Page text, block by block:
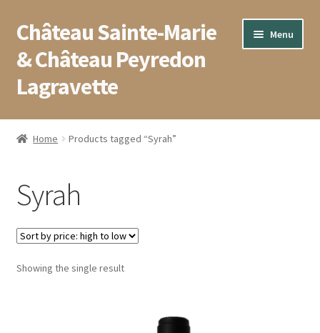
Aller
à
la
navigation
Aller
au
contenu
Château Sainte-Marie
& Château Peyredon
Lagravette
Menu
Accueil
Boutique
Conditions générales de vente
Contact
Home Products tagged “Syrah”
Syrah
Showing the single result